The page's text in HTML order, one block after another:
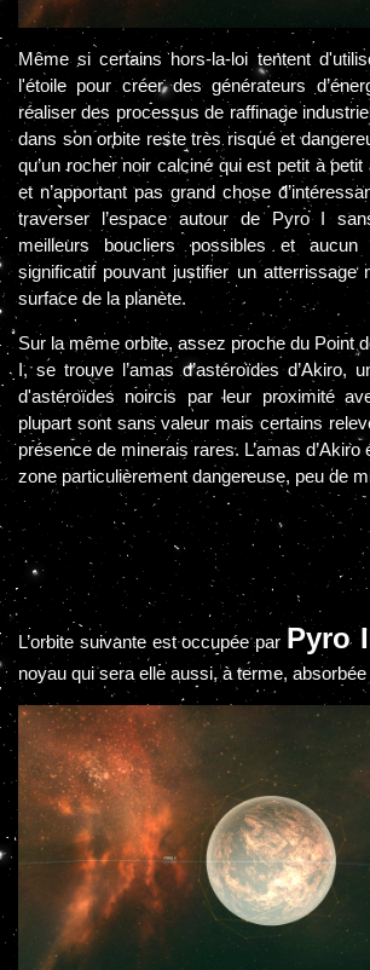
Même si certains hors-la-loi tentent
l'étoile pour créer des générateurs
réaliser des processus de raffinage
dans son orbite reste très risqué et
qu’un rocher noir calciné qui est petit à
et n’apportant pas grand chose
traverser l’espace autour de Pyro I
meilleurs boucliers possibles et
significatif pouvant justifier un atterrissage
surface de la planète.
Sur la même orbite, assez proche du Point
I, se trouve l’amas d’astéroïdes d’Akiro,
d'astéroïdes noircis par leur proximité
plupart sont sans valeur mais certains
présence de minerais rares. L’amas
zone particulièrement dangereuse, peu de
L’orbite suivante est occupée par Pyro
noyau qui sera elle aussi, à terme,